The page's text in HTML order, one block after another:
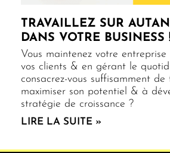
TRAVAILLEZ SUR
DANS VOTRE BUSINESS
Vous maintenez votre
vos clients & en gérant le
consacrez-vous suffisamment de
maximiser son potentiel & à
stratégie de croissance ?
LIRE LA SUITE »